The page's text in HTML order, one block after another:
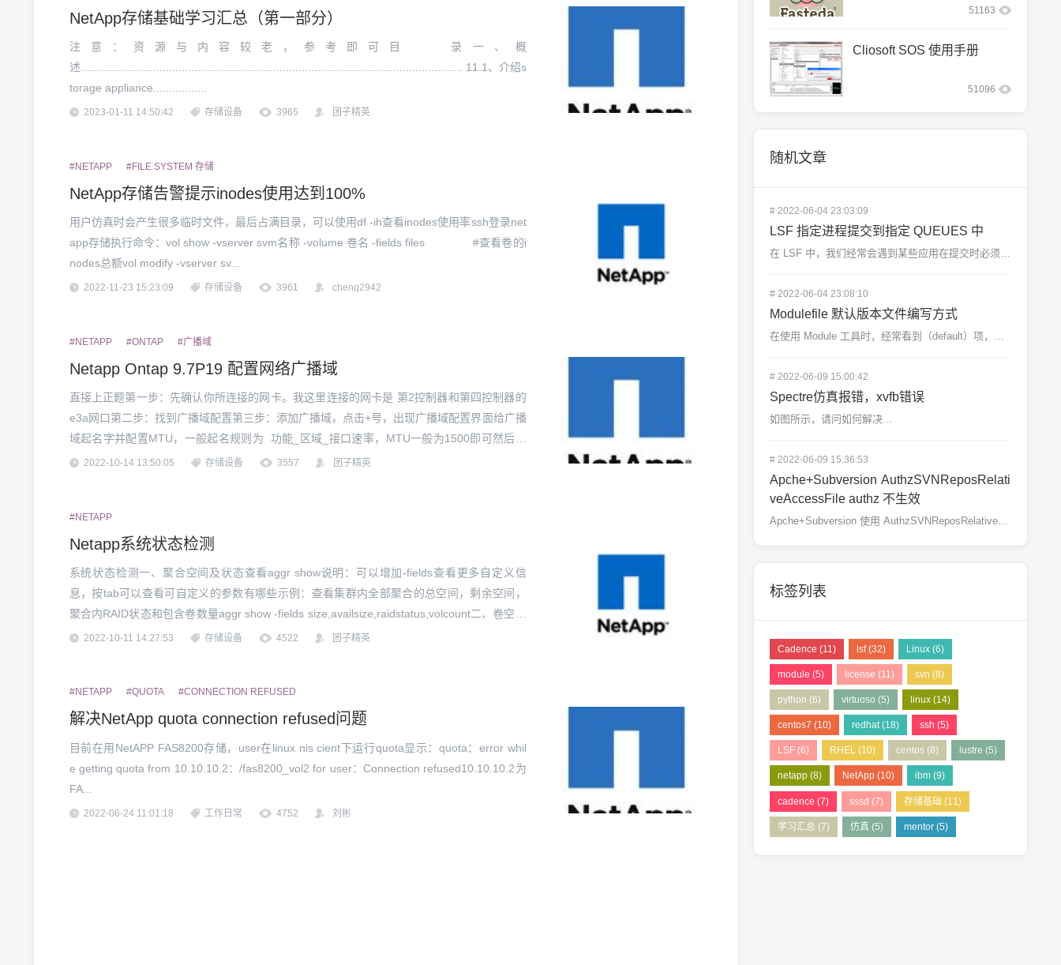
NetApp存储基础学习汇总（第一部分）
注意：资源与内容较老，参考即可目 录一、概
述......................................................................................................................... 11.1、介绍s
torage appliance.................
2023-01-11 14:50:42 存储设备 3965 团子精英
#NETAPP #FILE SYSTEM 存储
NetApp存储告警提示inodes使用达到100%
用户仿真时会产生很多临时文件，最后占满目录，可以使用df -ih查看inodes使用率ssh登录net
app存储执行命令：vol show -vserver svm名称 -volume 卷名 -fields files #查看卷的i
nodes总额vol modify -vserver sv...
2022-11-23 15:23:09 存储设备 3961 chenq2942
#NETAPP #ONTAP #广播域
Netapp Ontap 9.7P19 配置网络广播域
直接上正题第一步：先确认你所连接的网卡。我这里连接的网卡是 第2控制器和第四控制器的
e3a网口第二步：找到广播域配置第三步：添加广播域，点击+号，出现广播域配置界面给广播
域起名字并配置MTU，一般起名规则为 功能_区域_接口速率，MTU一般为1500即可然后选
择物理网卡点击保存第四步：配置网络接口填写信息保存，配置完毕...
2022-10-14 13:50:05 存储设备 3557 团子精英
#NETAPP
Netapp系统状态检测
系统状态检测一、聚合空间及状态查看aggr show说明：可以增加-fields查看更多自定义信
息，按tab可以查看可自定义的参数有哪些示例：查看集群内全部聚合的总空间，剩余空间，
聚合内RAID状态和包含卷数量aggr show -fields size,availsize,raidstatus,volcount二、卷空间
及状态查看vol&nbs...
2022-10-11 14:27:53 存储设备 4522 团子精英
#NETAPP #QUOTA #CONNECTION REFUSED
解决NetApp quota connection refused问题
目前在用NetAPP FAS8200存储，user在linux nis cient下运行quota显示：quota：error whil
e getting quota from 10.10.10.2：/fas8200_vol2 for user：Connection refused10.10.10.2为
FA...
2022-06-24 11:01:18 工作日常 4752 刘彬
51163
Cliosoft SOS 使用手册
51096
随机文章
# 2022-06-04 23:03:09
LSF 指定进程提交到指定 QUEUES 中
# 2022-06-04 23:08:10
Modulefile 默认版本文件编写方式
# 2022-06-09 15:00:42
Spectre仿真报错，xvfb错误
如图所示，请问如何解决...
# 2022-06-09 15:36:53
Apche+Subversion AuthzSVNReposRelati
veAccessFile authz 不生效
标签列表
Cadence (11) lsf(32) Linux (6)
module (5) license (11) svn (8)
python (6) virtuoso (5) linux (14)
centos7 (10) redhat(18) ssh (5)
LSF (6) RHEL (10) centos (8) lustre (5)
netapp (8) NetApp (10) ibm (9)
cadence (7) sssd (7) 存储基础 (11)
学习汇总 (7) 仿真 (5) mentor (5)